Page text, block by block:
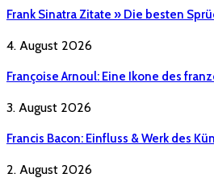
Frank Sinatra Zitate » Die besten
4. August 2026
Françoise Arnoul: Eine Ikone des
3. August 2026
Francis Bacon: Einfluss & Werk des
2. August 2026